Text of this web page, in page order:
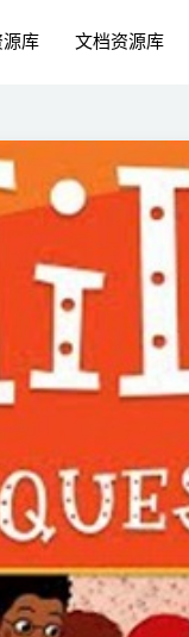
库 文档资源库